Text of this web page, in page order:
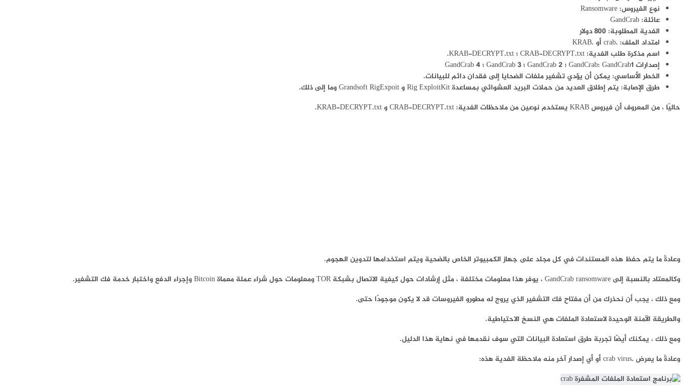
نوع الفيروس: Ransomware
عائلة: GandCrab
الفدية المطلوبة: 800 دولار
امتداد الملف: .crab أو .KRAB
اسم مذكرة طلب الفدية: CRAB-DECRYPT.txt ؛ KRAB-DECRYPT.txt.
إصدارات GandCrab: GandCrab1 ؛ GandCrab 2 ؛ GandCrab 3 ؛ GandCrab 4
الخطر الأساسي: يمكن أن يؤدي تشفير ملفات الضحايا إلى فقدان دائم للبيانات.
طرق الإصابة: يتم إطلاق العديد من حملات البريد العشوائي بمساعدة Rig ExploitKit و Grandsoft RigExpoit وما إلى ذلك.
حاليًا ، من المعروف أن فيروس KRAB يستخدم نوعين من ملاحظات الفدية: CRAB-DECRYPT.txt و KRAB-DECRYPT.txt.
وعادةً ما يتم حفظ هذه المستندات في كل مجلد على جهاز الكمبيوتر الخاص بالضحية ويتم استخدامها لتدوين الهجوم.
وكالمعتاد بالنسبة إلى GandCrab ransomware ، يوفر هذا معلومات مختلفة ، مثل إرشادات حول كيفية الاتصال بشبكة TOR ومعلومات حول شراء عملة معماة Bitcoin وإجراء الدفع واختبار خدمة فك التشفير.
ومع ذلك ، يجب أن نحذرك من أن مفتاح فك التشفير الذي يروج له مطورو الفيروسات قد لا يكون موجودًا حتى.
والطريقة الآمنة الوحيدة لاستعادة الملفات هي النسخ الاحتياطية.
ومع ذلك ، يمكنك أيضًا تجربة طرق استعادة البيانات التي سوف نقدمها في نهاية هذا الدليل.
وعادةً ما يعرض .crab virus أو أي إصدار آخر منه ملاحظة الفدية هذه: